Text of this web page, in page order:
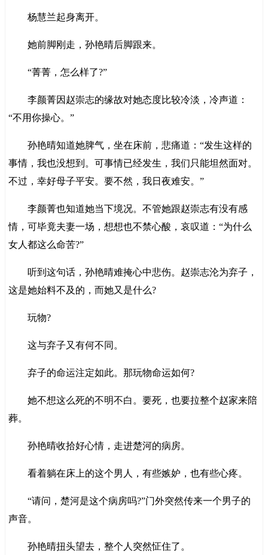
杨慧兰起身离开。
她前脚刚走，孙艳晴后脚跟来。
“菁菁，怎么样了?”
李颜菁因赵崇志的缘故对她态度比较冷淡，冷声道：
“不用你操心。”
孙艳晴知道她脾气，坐在床前，悲痛道：“发生这样的
事情，我也没想到。可事情已经发生，我们只能坦然面对。
不过，幸好母子平安。要不然，我日夜难安。”
李颜菁也知道她当下境况。不管她跟赵崇志有没有感
情，可毕竟夫妻一场，想想也不禁心酸，哀叹道：“为什么
女人都这么命苦?”
听到这句话，孙艳晴难掩心中悲伤。赵崇志沦为弃子，
这是她始料不及的，而她又是什么?
玩物?
这与弃子又有何不同。
弃子的命运注定如此。那玩物命运如何?
她不想这么死的不明不白。要死，也要拉整个赵家来陪
葬。
孙艳晴收拾好心情，走进楚河的病房。
看着躺在床上的这个男人，有些嫉妒，也有些心疼。
“请问，楚河是这个病房吗?”门外突然传来一个男子的
声音。
孙艳晴扭头望去，整个人突然怔住了。